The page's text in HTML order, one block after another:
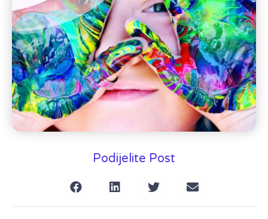
Podijelite Post